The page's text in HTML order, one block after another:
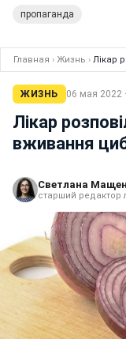
пропаганда
Главная › Жизнь › Лікар
ЖИЗНЬ 06 мая 2022
Лікар
вживання
Светлана
старший редактор